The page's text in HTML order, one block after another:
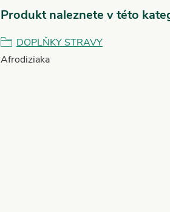
Produkt naleznete v této
DOPLŇKY STRAVY
Afrodiziaka